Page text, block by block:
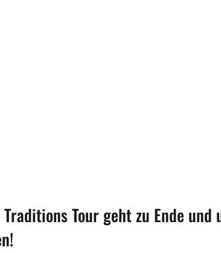
Tour geht zu Ende